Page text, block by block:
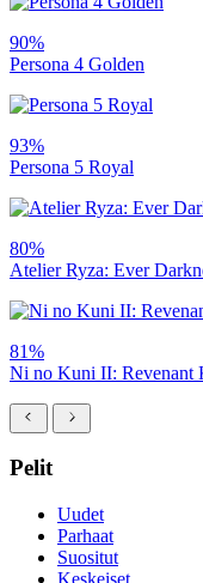
90%
Persona 4 Golden
93%
Persona 5 Royal
80%
Atelier Ryza: Ever
81%
Ni no Kuni II: Revenant
Pelit
Uudet
Parhaat
Suositut
Keskeiset